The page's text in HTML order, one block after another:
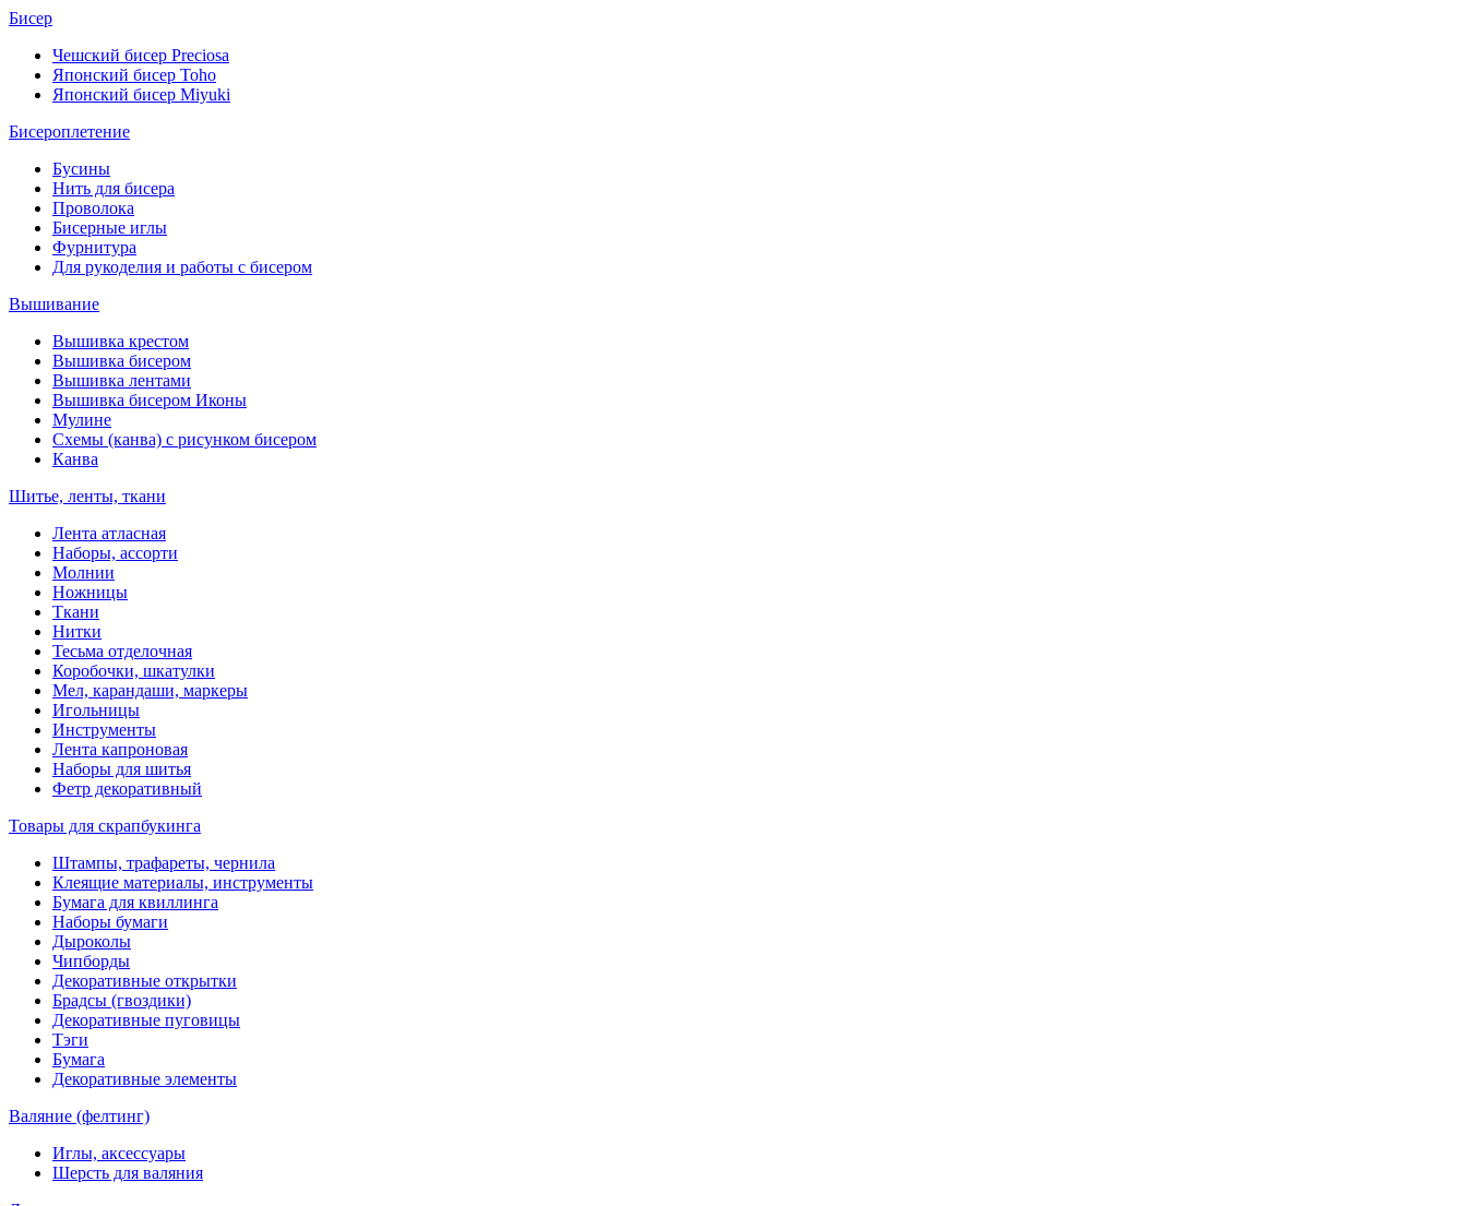
Бисер
Чешский бисер Preciosa
Японский бисер Toho
Японский бисер Miyuki
Бисероплетение
Бусины
Нить для бисера
Проволока
Бисерные иглы
Фурнитура
Для рукоделия и работы с бисером
Вышивание
Вышивка крестом
Вышивка бисером
Вышивка лентами
Вышивка бисером Иконы
Мулине
Схемы (канва) с рисунком бисером
Канва
Шитье, ленты, ткани
Лента атласная
Наборы, ассорти
Молнии
Ножницы
Ткани
Нитки
Тесьма отделочная
Коробочки, шкатулки
Мел, карандаши, маркеры
Игольницы
Инструменты
Лента капроновая
Наборы для шитья
Фетр декоративный
Товары для скрапбукинга
Штампы, трафареты, чернила
Клеящие материалы, инструменты
Бумага для квиллинга
Наборы бумаги
Дыроколы
Чипборды
Декоративные открытки
Брадсы (гвоздики)
Декоративные пуговицы
Тэги
Бумага
Декоративные элементы
Валяние (фелтинг)
Иглы, аксессуары
Шерсть для валяния